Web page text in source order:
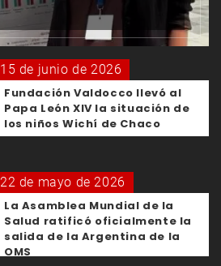
15 de junio de 2026
Fundación Valdocco llevó al
Papa León XIV la situación de
los niños Wichí de Chaco
22 de mayo de 2026
La Asamblea Mundial de la
Salud ratificó oficialmente la
salida de la Argentina de la
OMS